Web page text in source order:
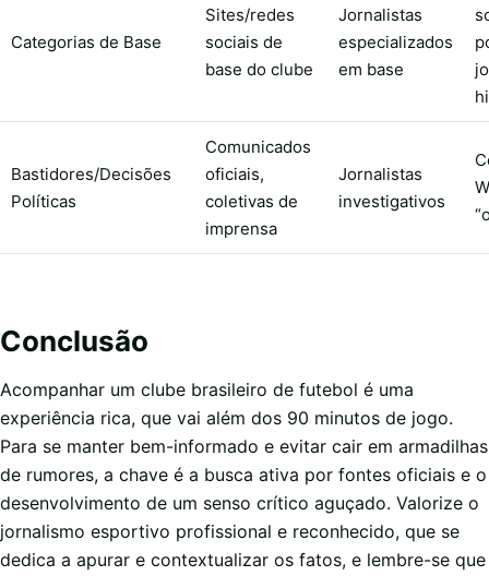
Categorias de Base
Sites/redes
sociais de
base do clube
Jornalistas
especializados
em base
Bastidores/Decisões
Políticas
Comunicados
oficiais,
coletivas de
imprensa
Jornalistas
investigativos
Conclusão
Acompanhar um clube brasileiro de futebol é uma
experiência rica, que vai além dos 90 minutos de jogo.
Para se manter bem-informado e evitar cair em armadilhas
de rumores, a chave é a busca ativa por fontes oficiais e o
desenvolvimento de um senso crítico aguçado. Valorize o
jornalismo esportivo profissional e reconhecido, que se
dedica a apurar e contextualizar os fatos, e lembre-se que